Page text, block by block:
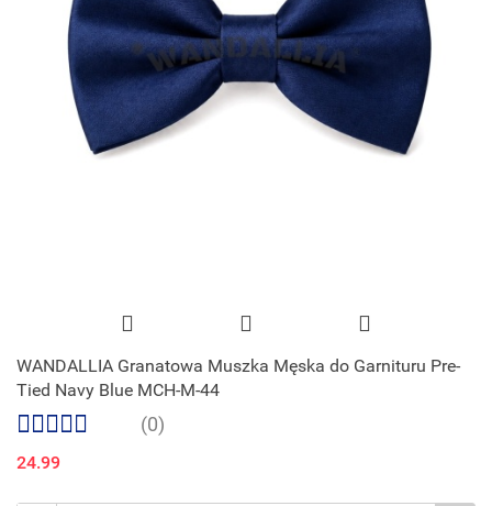
WANDALLIA Granatowa Muszka Męska do Garnituru Pre-
Tied Navy Blue MCH-M-44
(0)
24.99